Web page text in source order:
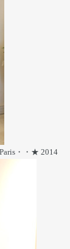
・・★ 2014